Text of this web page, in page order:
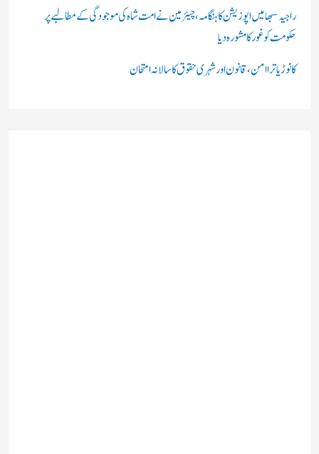
راجیہ سبھا میں اپوزیشن کا ہنگامہ، چیئرمین نے امت شاہ کی موجودگی کے مطالبے پر
حکومت کو غور کا مشورہ دیا
کانوڑ یاترا امن،قانون اور شہری حقوق کا سالانہ امتحان